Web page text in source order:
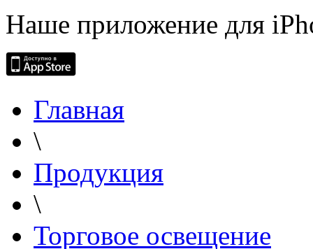
Наше приложение для
Главная
\
Продукция
\
Торговое освещение